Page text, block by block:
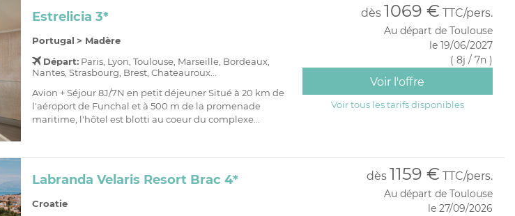
Estrelicia 3*
Portugal > Madère
Départ:Paris, Lyon, Toulouse, Marseille, Bordeaux,
Nantes, Strasbourg, Brest, Chateauroux...
Avion + Séjour 8J/7N en petit déjeuner Situé à 20 km de
l'aéroport de Funchal et à 500 m de la promenade
maritime, l'hôtel est blotti au coeur du complexe...
dès 1069 € TTC/pers.
Au départ de Toulouse
le 19/06/2027
( 8j / 7n )
Voir l'offre
Voir tous les tarifs disponibles
Labranda Velaris Resort Brac 4*
Croatie
dès 1159 € TTC/pers.
Au départ de Toulouse
le 27/09/2026